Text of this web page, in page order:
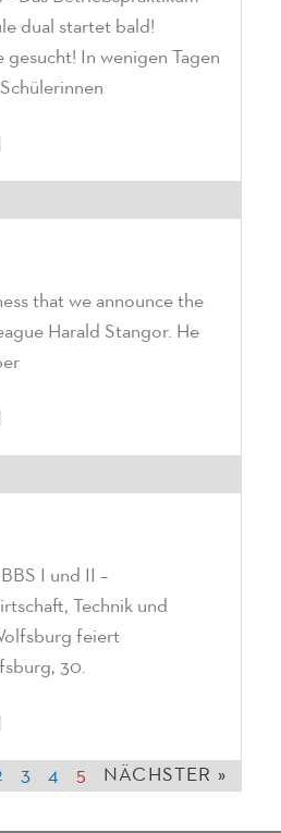
dual startet bald!
gesucht! In wenigen Tagen
that we announce the
Harald Stangor. He
I und II –
Technik und
feiert
30.
3 4 5 NÄCHSTER »